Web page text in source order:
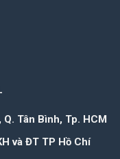
Tân Bình, Tp. HCM
và ĐT TP Hồ Chí